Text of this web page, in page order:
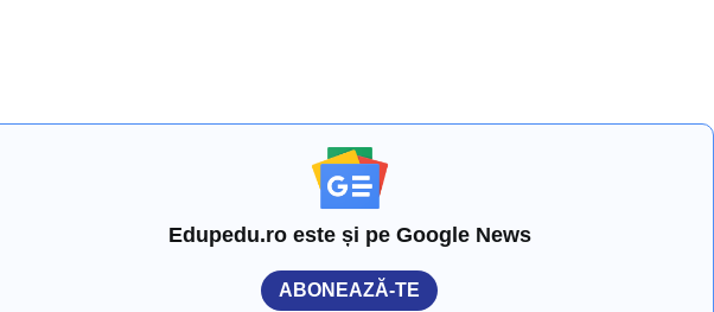
Edupedu.ro este și pe Google News
ABONEAZĂ-TE